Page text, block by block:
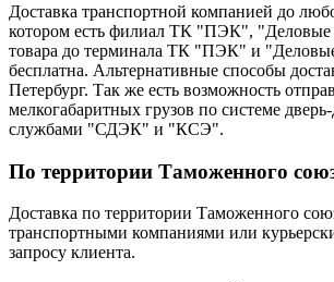
Доставка транспортной компанией до
котором есть филиал ТК "ПЭК", "Деловые
товара до терминала ТК "ПЭК" и
бесплатна. Альтернативные способы
Петербург. Так же есть возможность
мелкогабаритных грузов по системе
службами "СДЭК" и "КСЭ".
По территории Таможенного
Доставка по территории Таможенного
транспортными компаниями или
запросу клиента.